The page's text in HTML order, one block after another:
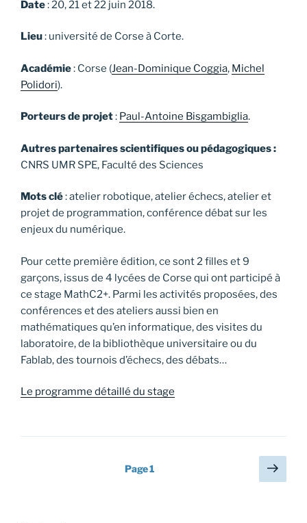
Date: 20, 21 et 22 juin 2018.
Lieu: université de Corse à Corte.
Académie: Corse (Jean-Dominique Coggia, Michel
Polidori).
Porteurs de projet: Paul-Antoine Bisgambiglia.
Autres partenaires scientifiques ou pédagogiques :
CNRS UMR SPE, Faculté des Sciences
Mots clé: atelier robotique, atelier échecs, atelier et
projet de programmation, conférence débat sur les
enjeux du numérique.
Pour cette première édition, ce sont 2 filles et 9
garçons, issus de 4 lycées de Corse qui ont participé à
ce stage MathC2+. Parmi les activités proposées, des
conférences et des ateliers aussi bien en
mathématiques qu’en informatique, des visites du
laboratoire, de la bibliothèque universitaire ou du
Fablab, des tournois d’échecs, des débats…
Le programme détaillé du stage
Page1
Page